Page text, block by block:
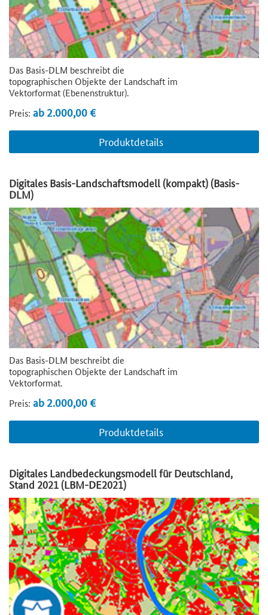
Das Basis-DLM beschreibt die
topographischen Objekte der Landschaft im
Vektorformat (Ebenenstruktur).
Preis: ab 2.000,00 €
Produktdetails
Digitales Basis-Landschaftsmodell (kompakt) (Basis-
DLM)
Das Basis-DLM beschreibt die
topographischen Objekte der Landschaft im
Vektorformat.
Preis: ab 2.000,00 €
Produktdetails
Digitales Landbedeckungsmodell für Deutschland,
Stand 2021 (LBM-DE2021)